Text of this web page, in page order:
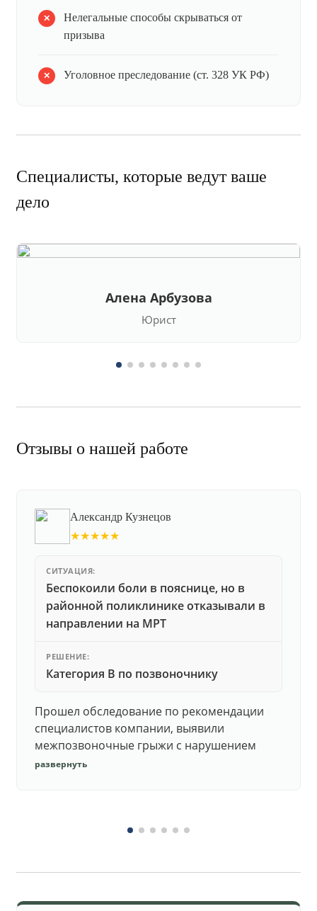
Нелегальные способы скрываться от
призыва
Уголовное преследование (ст. 328 УК РФ)
Специалисты, которые ведут ваше
дело
Алена Арбузова
Юрист
Отзывы о нашей работе
Александр Кузнецов
★★★★★
СИТУАЦИЯ:
Беспокоили боли в пояснице, но в
районной поликлинике отказывали в
направлении на МРТ
РЕШЕНИЕ:
Категория В по позвоночнику
Прошел обследование по рекомендации
специалистов компании, выявили
межпозвоночные грыжи с нарушением
функций. Юристы подготовили документы,
развернуть